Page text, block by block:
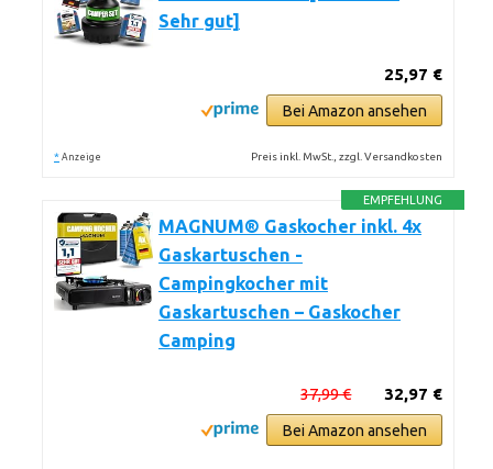
Sehr gut]
25,97 €
Bei Amazon ansehen
* Anzeige Preis inkl. MwSt., zzgl. Versandkosten
EMPFEHLUNG
MAGNUM® Gaskocher inkl. 4x
Gaskartuschen -
Campingkocher mit
Gaskartuschen – Gaskocher
Camping
32,97 €
37,99 €
Bei Amazon ansehen